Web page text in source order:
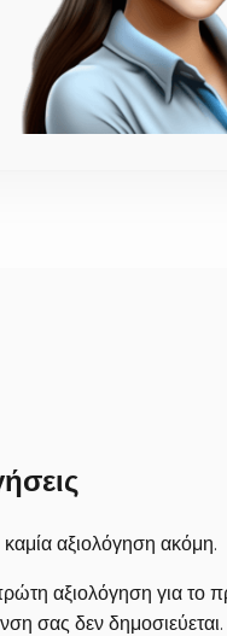
Απλά σημειώστε την
χρειάζεται για την
είναι χειροποίητα
αξιολόγηση ακόμη.
αξιολόγηση για το
σας δεν δημοσιεύεται.